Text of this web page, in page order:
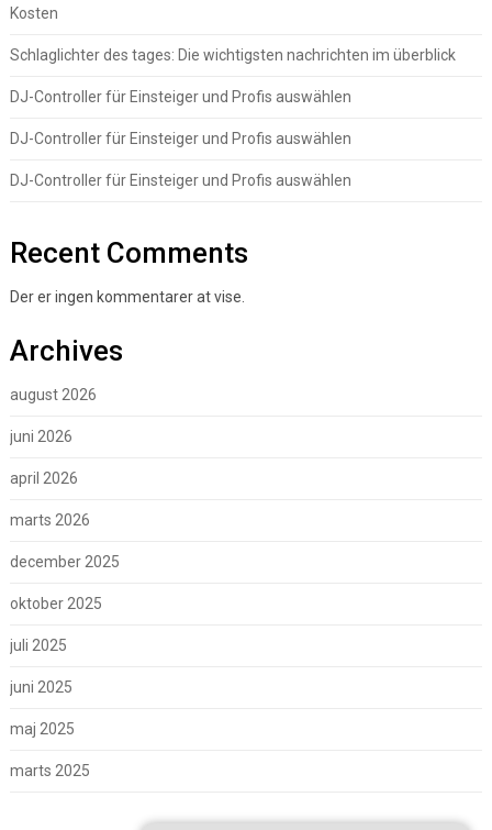
Kosten
Schlaglichter des tages: Die wichtigsten nachrichten im überblick
DJ-Controller für Einsteiger und Profis auswählen
DJ-Controller für Einsteiger und Profis auswählen
DJ-Controller für Einsteiger und Profis auswählen
Recent Comments
Der er ingen kommentarer at vise.
Archives
august 2026
juni 2026
april 2026
marts 2026
december 2025
oktober 2025
juli 2025
juni 2025
maj 2025
marts 2025